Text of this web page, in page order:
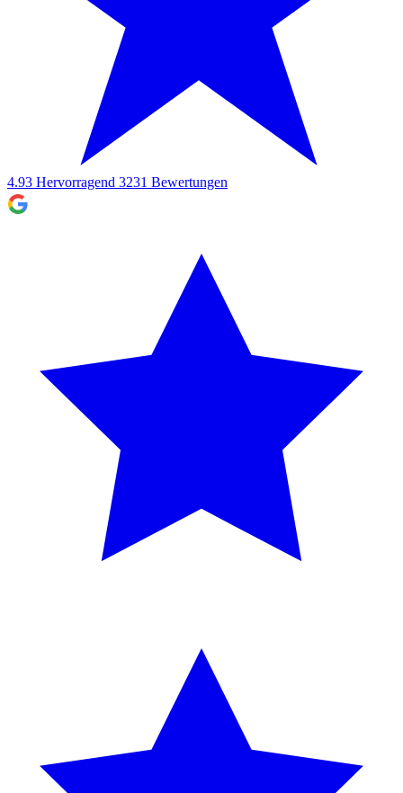
4.93 Hervorragend 3231 Bewertungen